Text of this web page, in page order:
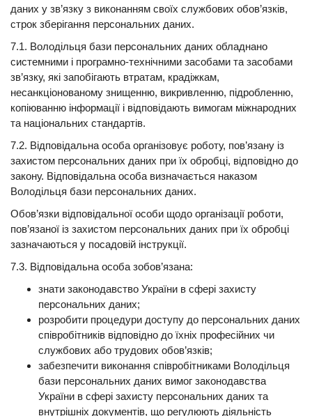
даних у зв’язку з виконанням своїх службових обов’язків,
строк зберігання персональних даних.
7.1. Володільця бази персональних даних обладнано
системними і програмно-технічними засобами та засобами
зв’язку, які запобігають втратам, крадіжкам,
несанкціонованому знищенню, викривленню, підробленню,
копіюванню інформації і відповідають вимогам міжнародних
та національних стандартів.
7.2. Відповідальна особа організовує роботу, пов’язану із
захистом персональних даних при їх обробці, відповідно до
закону. Відповідальна особа визначається наказом
Володільця бази персональних даних.
Обов’язки відповідальної особи щодо організації роботи,
пов’язаної із захистом персональних даних при їх обробці
зазначаються у посадовій інструкції.
7.3. Відповідальна особа зобов’язана:
знати законодавство України в сфері захисту
персональних даних;
розробити процедури доступу до персональних даних
співробітників відповідно до їхніх професійних чи
службових або трудових обов’язків;
забезпечити виконання співробітниками Володільця
бази персональних даних вимог законодавства
України в сфері захисту персональних даних та
внутрішніх документів, що регулюють діяльність